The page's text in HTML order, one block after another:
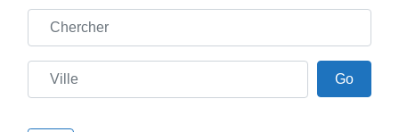
Chercher
Ville GoGo